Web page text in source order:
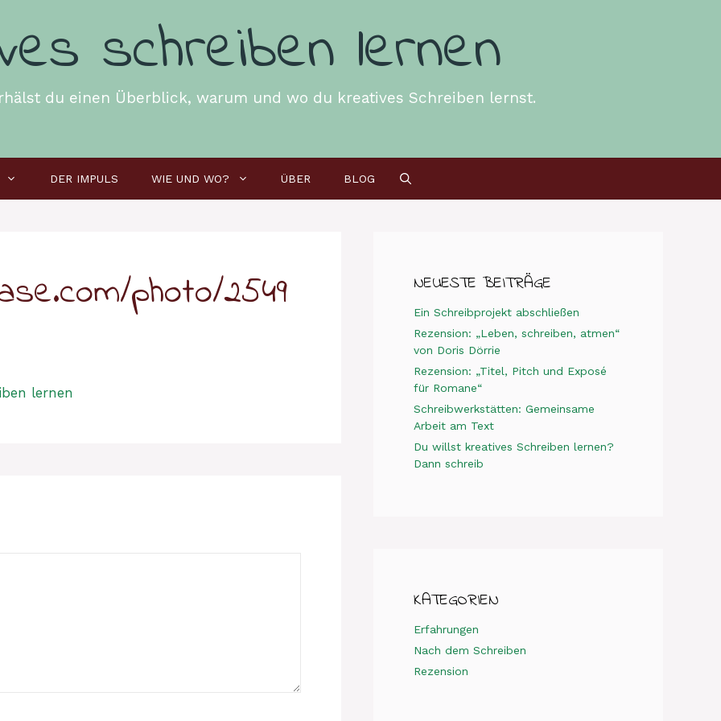
schreiben lernen
du einen Überblick, warum und wo du kreatives Schreiben lernst.
DER IMPULS WIE UND WO? ÜBER BLOG
photo/2549
NEUESTE BEITRÄGE
Ein Schreibprojekt abschließen
Rezension: „Leben, schreiben, atmen“
von Doris Dörrie
Rezension: „Titel, Pitch und Exposé
für Romane“
Schreibwerkstätten: Gemeinsame
Arbeit am Text
Du willst kreatives Schreiben lernen?
Dann schreib
KATEGORIEN
Erfahrungen
Nach dem Schreiben
Rezension